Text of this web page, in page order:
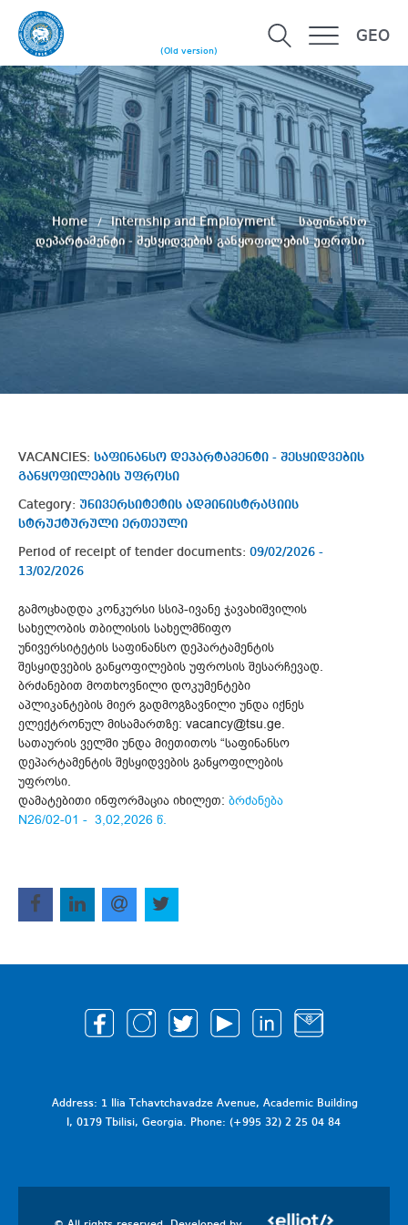
(Old version)
GEO
Home Internship and Employment
საფინანსო
დეპარტამენტი - შესყიდვების განყოფილების უფროსი
VACANCIES: საფინანსო დეპარტამენტი - შესყიდვების
განყოფილების უფროსი
Category: უნივერსიტეტის ადმინისტრაციის
სტრუქტურული ერთეული
Period of receipt of tender documents: 09/02/2026 -
13/02/2026
გამოცხადდა კონკურსი სსიპ-ივანე ჯავახიშვილის
სახელობის თბილისის სახელმწიფო
უნივერსიტეტის საფინანსო დეპარტამენტის
შესყიდვების განყოფილების უფროსის შესარჩევად.
ბრძანებით მოთხოვნილი დოკუმენტები
აპლიკანტების მიერ გადმოგზავნილი უნდა იქნეს
ელექტრონულ მისამართზე: vacancy@tsu.ge.
სათაურის ველში უნდა მიეთითოს “საფინანსო
დეპარტამენტის შესყიდვების განყოფილების
უფროსი.
დამატებითი ინფორმაცია იხილეთ: ბრძანება
N26/02-01 - 3,02,2026 წ.
Address: 1 Ilia Tchavtchavadze Avenue, Academic Building
I, 0179 Tbilisi, Georgia. Phone: (+995 32) 2 25 04 84